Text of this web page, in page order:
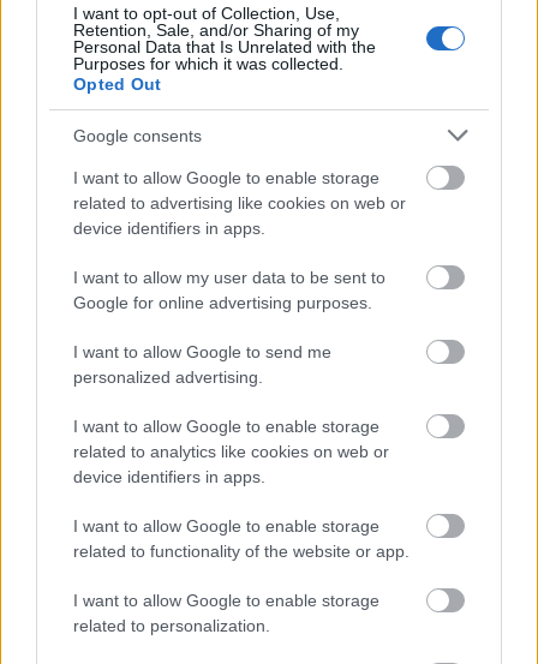
I want to opt-out of Collection, Use,
Retention, Sale, and/or Sharing of my
Personal Data that Is Unrelated with the
Purposes for which it was collected.
Opted Out
Google consents
I want to allow Google to enable storage
related to advertising like cookies on web or
device identifiers in apps.
I want to allow my user data to be sent to
Google for online advertising purposes.
I want to allow Google to send me
personalized advertising.
I want to allow Google to enable storage
related to analytics like cookies on web or
device identifiers in apps.
I want to allow Google to enable storage
related to functionality of the website or app.
I want to allow Google to enable storage
related to personalization.
évesített forintkamat körülbelül 50
bázisponttal 5,25 százalékra csökkent, a
forint gyengüléssel reagált a lépésre -
közölte az MBH Bank.
centrumának igazgatója elemzésében kiemeli:
távolabb került az alapkamattól az MNB
által is alkalmazott FX-swap tenderen
látható kamatszint, miközben a jegybank
korábban többször hangsúlyozta, hogy a
monetáris transzmisszió hatékonyságának
fontos része az, hogy minden részpiacon a
lehető legjobban érvényesüljön az MNB
irányadó kamata.